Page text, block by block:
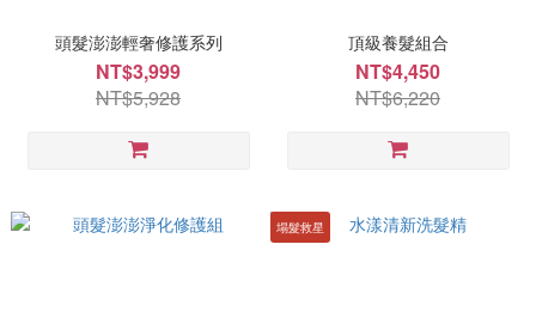
頭髮澎澎輕奢修護系列
NT$3,999
NT$5,928
頂級養髮組合
NT$4,450
NT$6,220
塌髮救星